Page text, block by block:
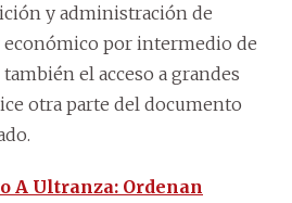
y administración de
económico por intermedio de
el acceso a grandes
otra parte del documento
A Ultranza: Ordenan